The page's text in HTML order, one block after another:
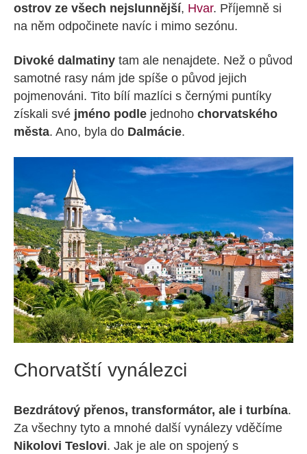
ostrov ze všech nejslunnější, Hvar. Příjemně si
na něm odpočinete navíc i mimo sezónu.
Divoké dalmatiny tam ale nenajdete. Než o původ
samotné rasy nám jde spíše o původ jejich
pojmenováni. Tito bílí mazlíci s černými puntíky
získali své jméno podle jednoho chorvatského
města. Ano, byla do Dalmácie.
Chorvatští vynálezci
Bezdrátový přenos, transformátor, ale i turbína.
Za všechny tyto a mnohé další vynálezy vděčíme
Nikolovi Teslovi. Jak je ale on spojený s